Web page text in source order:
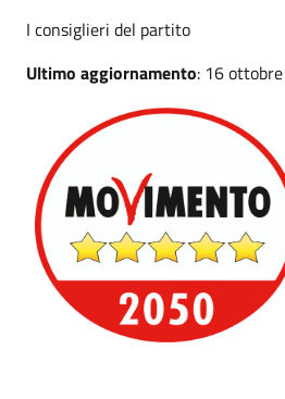
I consiglieri del partito
Ultimo aggiornamento: 16